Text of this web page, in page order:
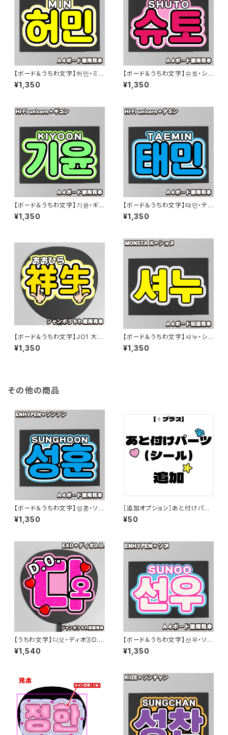
【ボード＆うちわ文字】허민・ミン
③MIN 即納 【Hi-Fi unicorn】
¥1,350
【ボード＆うちわ文字】슈토・シュ
ウト③SHUTO 即納 【Hi-Fi un
icorn】
¥1,350
【ボード＆うちわ文字】기윤・ギ
ユン ③TAEMIN 即納 【Hi-Fi u
nicorn】
¥1,350
【ボード＆うちわ文字】태민・テミ
ン ③TAEMIN 即納 【Hi-Fi uni
corn】
¥1,350
【ボード＆うちわ文字】JO1 大平
祥生くん①GO to The TOP 即
納 【JO1】
¥1,350
【ボード＆うちわ文字】셔누・ショ
ヌ ③即納 【MONSTA X】
¥1,350
その他の商品
【ボード＆うちわ文字】성훈・ソン
フン② 即納 【ENHYPEN】
¥1,350
［追加オプション］あと付けパー
ツ（シール）追加【ボード＆うちわ
文字】
¥50
【うちわ文字】디오・ディオ③D.O
即納 【EXO】
¥1,540
【ボード＆うちわ文字】선우・ソヌ
② 即納 【ENHYPEN】
¥1,350